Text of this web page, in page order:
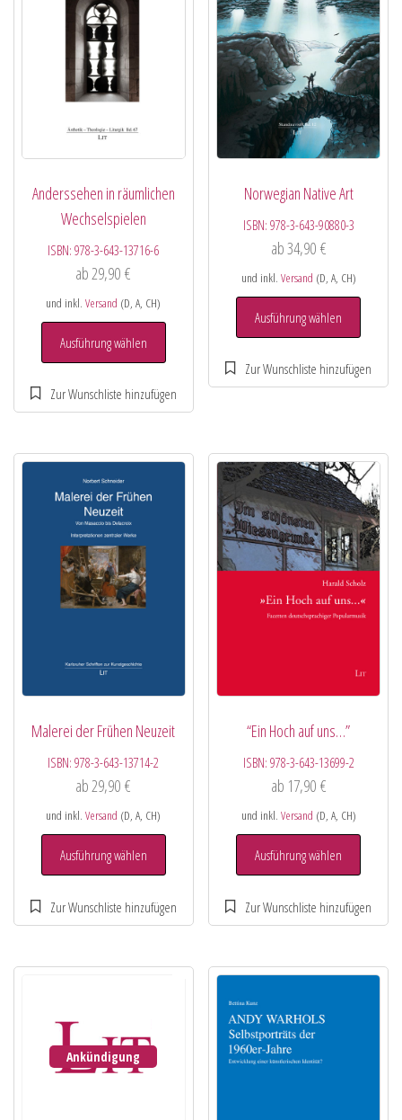
Anderssehen in räumlichen
Wechselspielen
ISBN:978-3-643-13716-6
ab29,90€
und inkl.Versand (D, A, CH)
Ausführung wählen
Norwegian Native Art
ISBN: 978-3-643-90880-3
ab34,90 €
und inkl. Versand (D, A, CH)
Ausführung wählen
Malerei der Frühen Neuzeit
ISBN:978-3-643-13714-2
ab29,90€
und inkl.Versand (D, A, CH)
Ausführung wählen
“Ein Hoch auf uns…”
ISBN: 978-3-643-13699-2
ab 17,90 €
und inkl. Versand (D, A, CH)
Ausführung wählen
Ankündigung